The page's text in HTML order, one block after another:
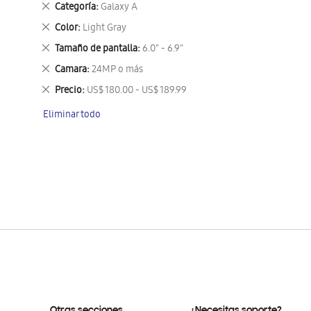
Categoría Galaxy A
Eliminar
este
artículo
Color Light Gray
Eliminar
este
artículo
Tamaño de pantalla 6.0" - 6.9"
Eliminar
este
artículo
Camara 24MP o más
Eliminar
este
artículo
Precio US$ 180.00 - US$ 189.99
Eliminar
artículo
Eliminar todo